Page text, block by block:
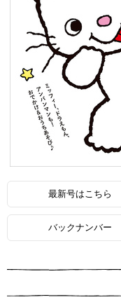
最新号はこちら
バックナンバー